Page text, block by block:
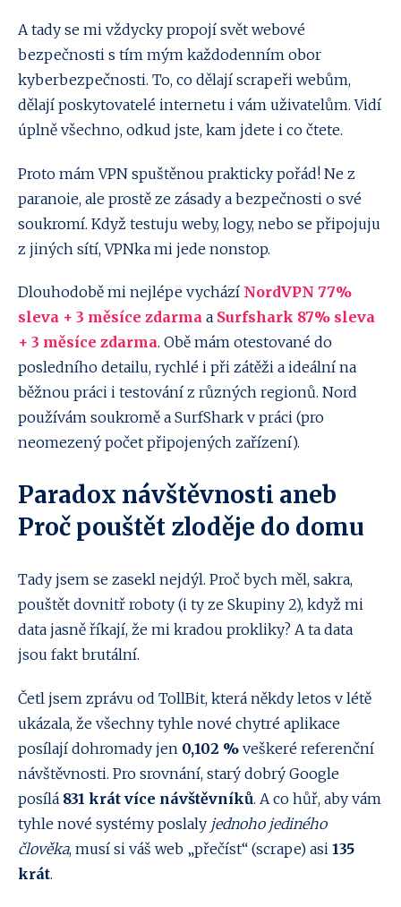
A tady se mi vždycky propojí svět webové
bezpečnosti s tím mým každodenním obor
kyberbezpečnosti. To, co dělají scrapeři webům,
dělají poskytovatelé internetu i vám uživatelům. Vidí
úplně všechno, odkud jste, kam jdete i co čtete.
Proto mám VPN spuštěnou prakticky pořád! Ne z
paranoie, ale prostě ze zásady a bezpečnosti o své
soukromí. Když testuju weby, logy, nebo se připojuju
z jiných sítí, VPNka mi jede nonstop.
Dlouhodobě mi nejlépe vychází NordVPN 77%
sleva + 3 měsíce zdarma a Surfshark 87% sleva
+ 3 měsíce zdarma. Obě mám otestované do
posledního detailu, rychlé i při zátěži a ideální na
běžnou práci i testování z různých regionů. Nord
používám soukromě a SurfShark v práci (pro
neomezený počet připojených zařízení).
Paradox návštěvnosti aneb
Proč pouštět zloděje do domu
Tady jsem se zasekl nejdýl. Proč bych měl, sakra,
pouštět dovnitř roboty (i ty ze Skupiny 2), když mi
data jasně říkají, že mi kradou prokliky? A ta data
jsou fakt brutální.
Četl jsem zprávu od TollBit, která někdy letos v létě
ukázala, že všechny tyhle nové chytré aplikace
posílají dohromady jen 0,102 % veškeré referenční
návštěvnosti. Pro srovnání, starý dobrý Google
posílá 831 krát více návštěvníků. A co hůř, aby vám
tyhle nové systémy poslaly jednoho jediného
člověka, musí si váš web „přečíst“ (scrape) asi 135
krát.